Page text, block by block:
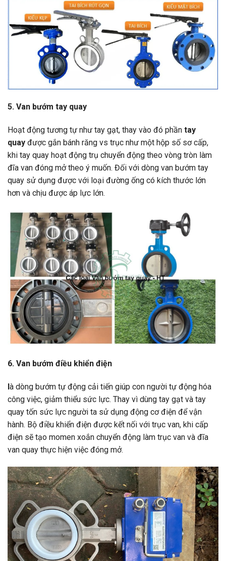
5. Van bướm tay quay
Hoạt động tương tự như tay gạt, thay vào đó phần tay
quay được gắn bánh răng vs trục như một hộp số sơ cấp,
khi tay quay hoạt động trụ chuyển động theo vòng tròn làm
đĩa van đóng mở theo ý muốn. Đối với dòng van bướm tay
quay sử dụng được với loại đường ống có kích thước lớn
hơn và chịu được áp lực lớn.
6. Van bướm điều khiển điện
là dòng bướm tự động cải tiến giúp con người tự động hóa
công việc, giảm thiểu sức lực. Thay vì dùng tay gạt và tay
quay tốn sức lực người ta sử dụng động cơ điện để vận
hành. Bộ điều khiển điện được kết nối với trục van, khi cấp
điện sẽ tạo momen xoắn chuyển động làm trục van và đĩa
van quay thực hiện việc đóng mở.